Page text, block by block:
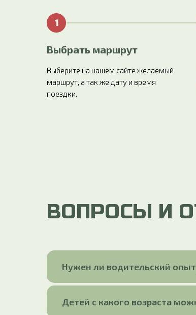
Выбрать маршрут
Выберите на нашем сайте желаемый
маршрут, а так же дату и время
поездки.
ВОПРОСЫ И
Нужен ли водительский
Детей с какого возраста